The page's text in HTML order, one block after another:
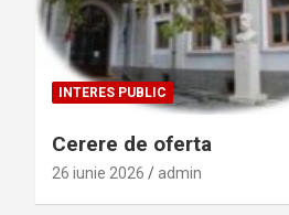
INTERES PUBLIC
Cerere de oferta
26 iunie 2026 admin